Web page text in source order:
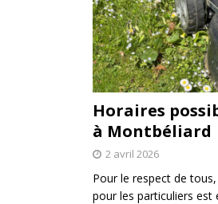
Horaires
à Montbéliard
2 avril 2026
Pour le respect de
pour les particuliers est